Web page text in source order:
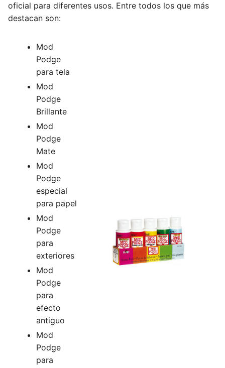
oficial para diferentes usos. Entre todos los que más
destacan son:
Mod
Podge
para tela
Mod
Podge
Brillante
Mod
Podge
Mate
Mod
Podge
especial
para papel
Mod
Podge
para
exteriores
Mod
Podge
para
efecto
antiguo
Mod
Podge
para